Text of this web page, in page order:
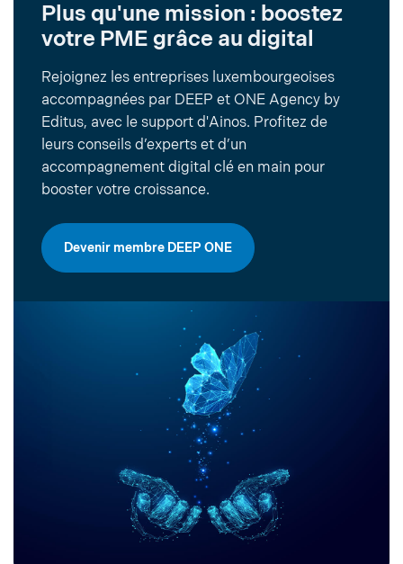
Plus qu'une mission : boostez
votre PME grâce au digital
Rejoignez les entreprises luxembourgeoises
accompagnées par DEEP et ONE Agency by
Editus, avec le support d'Ainos. Profitez de
leurs conseils d’experts et d’un
accompagnement digital clé en main pour
booster votre croissance.
Devenir membre DEEP ONE